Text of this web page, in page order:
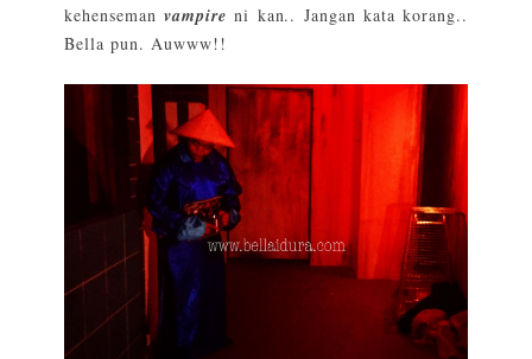
kehensemanvampire ni kan.. Jangan kata korang..
Bella pun. Auwww!!